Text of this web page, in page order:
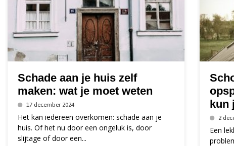
Schade aan je huis zelf
maken: wat je moet weten
17 december 2024
Het kan iedereen overkomen: schade aan je
huis. Of het nu door een ongeluk is, door
slijtage of door een...
kun
2
Een